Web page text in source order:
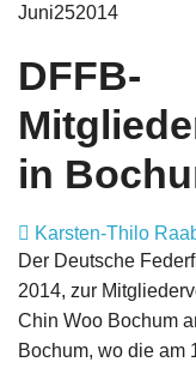
Juni252014
DFFB-
in
Karsten-Thilo
Der Deutsche
2014, zur
Chin Woo Bochum
Bochum, wo die am